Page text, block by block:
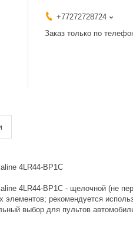
+77272728724
Заказ только по
4LR44-BP1C
4LR44-BP1C - щелочной (не
рекомендуется
выбор для пультов